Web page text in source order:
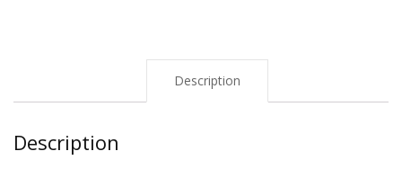
Description
Description